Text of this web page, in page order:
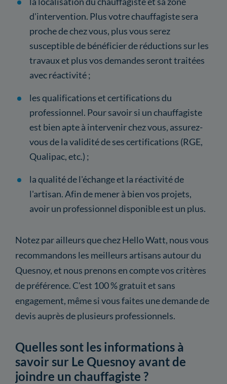
d'intervention. Plus votre chauffagiste sera
proche de chez vous, plus vous serez
susceptible de bénéficier de réductions sur les
travaux et plus vos demandes seront traitées
avec réactivité ;
les qualifications et certifications du
professionnel. Pour savoir si un chauffagiste
est bien apte à intervenir chez vous, assurez-
vous de la validité de ses certifications (RGE,
Qualipac, etc.) ;
la qualité de l'échange et la réactivité de
l'artisan. Afin de mener à bien vos projets,
avoir un professionnel disponible est un plus.
Notez par ailleurs que chez Hello Watt, nous vous
recommandons les meilleurs artisans autour du
Quesnoy, et nous prenons en compte vos critères
de préférence. C'est 100 % gratuit et sans
engagement, même si vous faites une demande de
devis auprès de plusieurs professionnels.
Quelles sont les informations à
savoir sur Le Quesnoy avant de
joindre un chauffagiste ?